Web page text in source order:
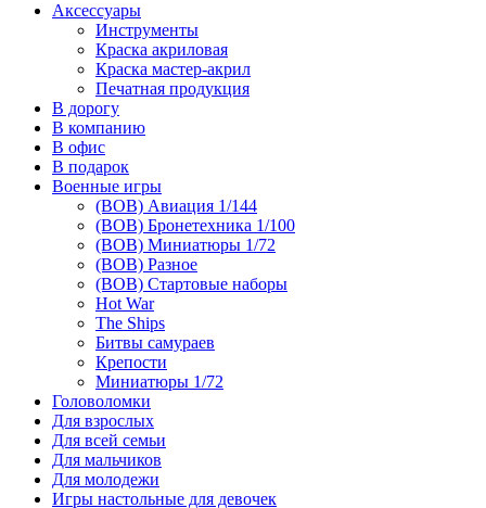
Аксессуары
Инструменты
Краска акриловая
Краска мастер-акрил
Печатная продукция
В дорогу
В компанию
В офис
В подарок
Военные игры
(ВОВ) Авиация 1/144
(ВОВ) Бронетехника 1/100
(ВОВ) Миниатюры 1/72
(ВОВ) Разное
(ВОВ) Стартовые наборы
Hot War
The Ships
Битвы самураев
Крепости
Миниатюры 1/72
Головоломки
Для взрослых
Для всей семьи
Для мальчиков
Для молодежи
Игры настольные для девочек